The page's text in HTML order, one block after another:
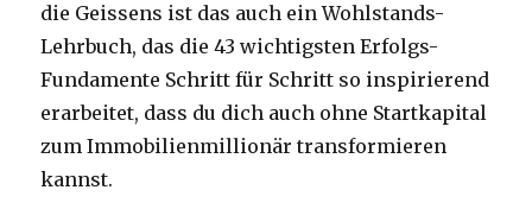
die Geissens ist das auch ein Wohlstands-
Lehrbuch, das die 43 wichtigsten Erfolgs-
Fundamente Schritt für Schritt so inspirierend
erarbeitet, dass du dich auch ohne Startkapital
zum Immobilienmillionär transformieren
kannst.